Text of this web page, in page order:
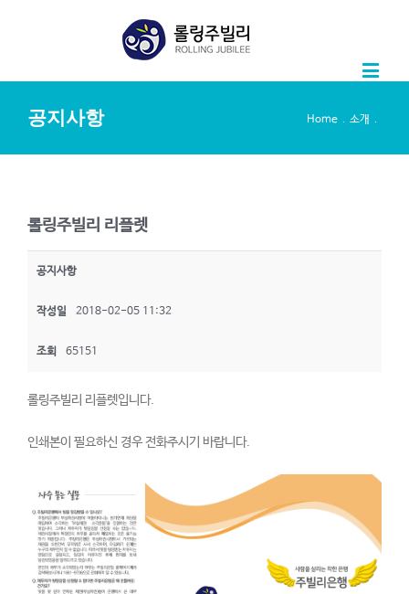
공지사항 Home 소개
롤링주빌리 리플렛
공지사항
작성일 2018-02-05 11:32
조회 65151
롤링주빌리 리플렛입니다.
인쇄본이 필요하신 경우 전화주시기 바랍니다.